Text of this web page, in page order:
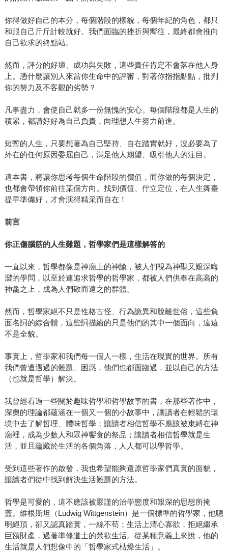
你得做好自己的本分，每個階段的樣貌，每個年紀的角色，都只
和跟自己斤斤計較就好。我們面臨的挫折與嚮往，最終都會推向
自己欲求的終點站。
然而，評分的好壞、成功與失敗，這些責任肯定不會落在他人身
上。憑什麼讓別人來當你生命中的評審，對著你指指點點，批判
你的努力及不客觀的劣勢？
凡事盡力，會使自己就多一份無愧的安心。每個階段都是人生的
積累，都請好好為自己負責，向理想人生努力前進。
短暫的人生，只要想著為自己堅持、自在踏實就好，沒必要為了
外在的任何原因委屈自己，滿足他人期望、吸引他人的注目。
這本書，將讓你思考每個生命階段的價值，而你做的每個決定，
也都會帶領你前往某個方向。找到價值、佇立定位，在人生舞臺
提早準備好，才會演得精采而自在！
前言
你正傷腦筋的人生難題，哲學家們是這樣解答的
一直以來，哲學都像是神廟上的神諭，被人們視為神聖又艱深晦
澀的學問，以至於連追求哲學的哲學家，都被人們供奉在高高的
神龕之上，成為人們敬而遠之的群體。
然而，哲學家絕不只是性格古怪、行為詭異和脫離世俗，這些負
面名詞的綜合體，這些詞描繪的只是他們的其中一個面向，遠遠
不是全貌。
事實上，哲學家和我們每一個人一樣，生活在現實的世界。所有
我們曾遭遇過的難題、困惑，他們也都面臨過，並以自己的方法
（也就是哲學）解決。
我曾經看過一些關於趣味哲學和哲學故事的書，在那些著作中，
深奧的理論都蘊涵在一個又一個的小故事中，讓讀者在輕鬆的環
境中去了解哲理、體味哲學；讓讀者相信哲學不應該被束縛在神
廟裡，成為少數人和眾神饗食的祭品；讓讀者相信哲學就是生
活，並且蘊藏於生活的各個角落，人人都可以學哲學。
受到這些著作的啟發，我也希望能夠還原哲學家們真實的面貌，
讓讀者們從中找到解決生活難題的方法。
哲學是可愛的，這不應該被嚴謹的治學態度和艱深的思想所掩
蓋。維根斯坦（Ludwig Wittgenstein）是一個標準的哲學家，他聰
明絕頂，卻又認真踏實，一絲不苟；生活上清心寡欲，拒絕繼承
巨額財產，過著準修道士的禁欲生活。從某種意義上來說，他的
生活就是人們想像中的「哲學家式枯燥生活」。